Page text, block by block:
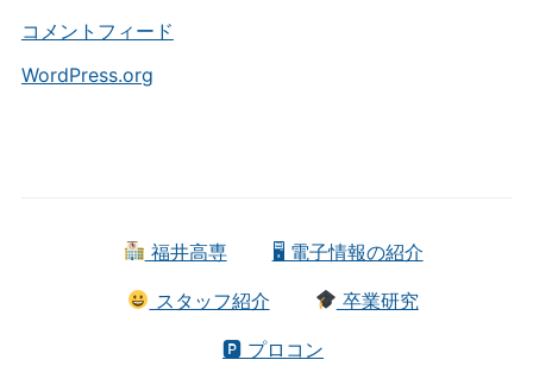
コメントフィード
WordPress.org
福井高専 🖥 電子情報の紹介
スタッフ紹介 卒業研究
🅿 プロコン